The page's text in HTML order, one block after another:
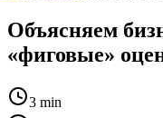
Объясняем
«фиговые»
3 min